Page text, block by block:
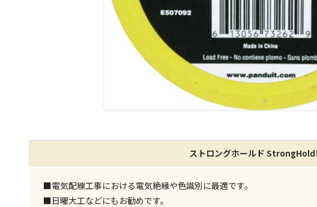
ストロングホールド
■電気配線工事における電気絶縁や色識別に最適です。
■日曜大工などにもお勧めです。